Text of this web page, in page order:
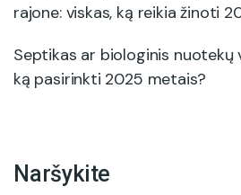
rajone: viskas, ką reikia žinoti
Septikas ar biologinis nuotekų
ką pasirinkti 2025 metais?
Naršykite